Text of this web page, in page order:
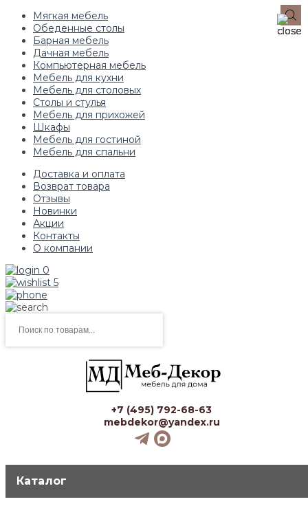
Мягкая мебель
Обеденные столы
Барная мебель
Дачная мебель
Компьютерная мебель
Мебель для кухни
Мебель для столовых
Столы и стулья
Мебель для прихожей
Шкафы
Мебель для гостиной
Мебель для спальни
Доставка и оплата
Возврат товара
Отзывы
Новинки
Акции
Контакты
О компании
0
5
товаров
+7 (495) 792-68-63
mebdekor@yandex.ru
Каталог